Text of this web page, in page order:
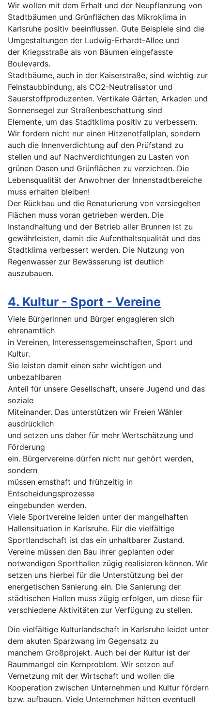
Wir wollen mit dem Erhalt und der Neupflanzung von
Stadtbäumen und Grünflächen das Mikroklima in
Karlsruhe positiv beeinflussen. Gute Beispiele sind die
Umgestaltungen der Ludwig-Erhardt-Allee und
der Kriegsstraße als von Bäumen eingefasste
Boulevards.
Stadtbäume, auch in der Kaiserstraße, sind wichtig zur
Feinstaubbindung, als CO2-Neutralisator und
Sauerstoffproduzenten. Vertikale Gärten, Arkaden und
Sonnensegel zur Straßenbeschattung sind
Elemente, um das Stadtklima positiv zu verbessern.
Wir fordern nicht nur einen Hitzenotfallplan, sondern
auch die Innenverdichtung auf den Prüfstand zu
stellen und auf Nachverdichtungen zu Lasten von
grünen Oasen und Grünflächen zu verzichten. Die
Lebensqualität der Anwohner der Innenstadtbereiche
muss erhalten bleiben!
Der Rückbau und die Renaturierung von versiegelten
Flächen muss voran getrieben werden. Die
Instandhaltung und der Betrieb aller Brunnen ist zu
gewährleisten, damit die Aufenthaltsqualität und das
Stadtklima verbessert werden. Die Nutzung von
Regenwasser zur Bewässerung ist deutlich
auszubauen.
4. Kultur - Sport - Vereine
Viele Bürgerinnen und Bürger engagieren sich
ehrenamtlich
in Vereinen, Interessensgemeinschaften, Sport und
Kultur.
Sie leisten damit einen sehr wichtigen und
unbezahlbaren
Anteil für unsere Gesellschaft, unsere Jugend und das
soziale
Miteinander. Das unterstützen wir Freien Wähler
ausdrücklich
und setzen uns daher für mehr Wertschätzung und
Förderung
ein. Bürgervereine dürfen nicht nur gehört werden,
sondern
müssen ernsthaft und frühzeitig in
Entscheidungsprozesse
eingebunden werden.
Viele Sportvereine leiden unter der mangelhaften
Hallensituation in Karlsruhe. Für die vielfältige
Sportlandschaft ist das ein unhaltbarer Zustand.
Vereine müssen den Bau ihrer geplanten oder
notwendigen Sporthallen zügig realisieren können. Wir
setzen uns hierbei für die Unterstützung bei der
energetischen Sanierung ein. Die Sanierung der
städtischen Hallen muss zügig erfolgen, um diese für
verschiedene Aktivitäten zur Verfügung zu stellen.
Die vielfältige Kulturlandschaft in Karlsruhe leidet unter
dem akuten Sparzwang im Gegensatz zu
manchem Großprojekt. Auch bei der Kultur ist der
Raummangel ein Kernproblem. Wir setzen auf
Vernetzung mit der Wirtschaft und wollen die
Kooperation zwischen Unternehmen und Kultur fördern
bzw. aufbauen. Viele Unternehmen hätten eventuell